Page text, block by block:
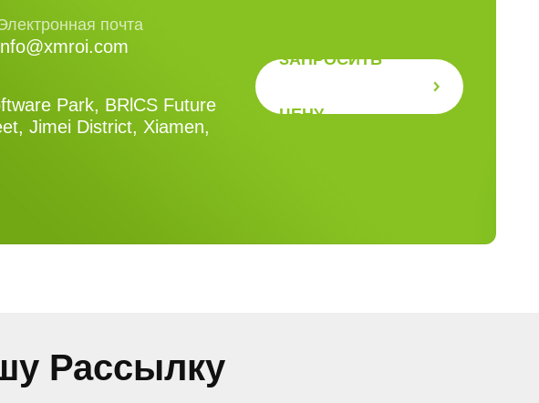
почта
Park, BRlCS Future
Jimei District, Xiamen,
ЗАПРОСИТЬ
ЦЕНУ
Рассылку